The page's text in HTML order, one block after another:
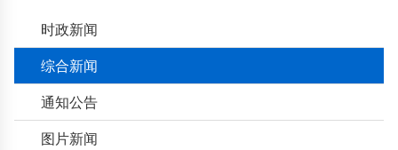
时政新闻
综合新闻
通知公告
图片新闻